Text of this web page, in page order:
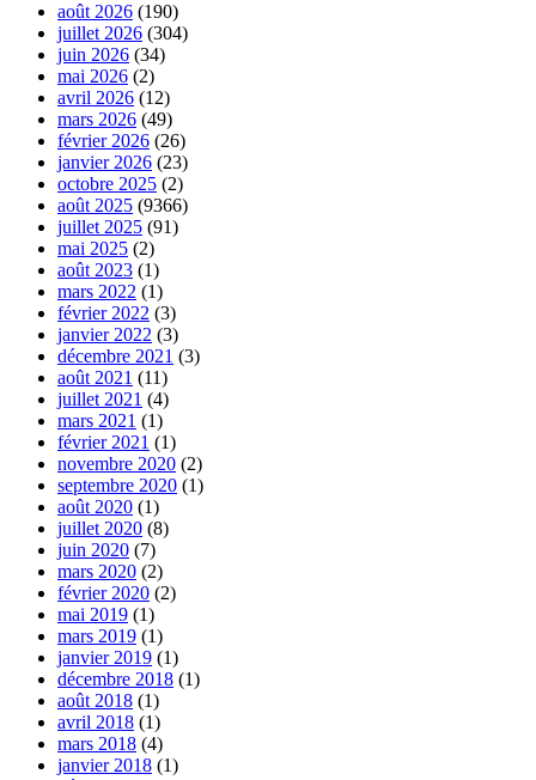
août 2026 (190)
juillet 2026 (304)
juin 2026 (34)
mai 2026 (2)
avril 2026 (12)
mars 2026 (49)
février 2026 (26)
janvier 2026 (23)
octobre 2025 (2)
août 2025 (9366)
juillet 2025 (91)
mai 2025 (2)
août 2023 (1)
mars 2022 (1)
février 2022 (3)
janvier 2022 (3)
décembre 2021 (3)
août 2021 (11)
juillet 2021 (4)
mars 2021 (1)
février 2021 (1)
novembre 2020 (2)
septembre 2020 (1)
août 2020 (1)
juillet 2020 (8)
juin 2020 (7)
mars 2020 (2)
février 2020 (2)
mai 2019 (1)
mars 2019 (1)
janvier 2019 (1)
décembre 2018 (1)
août 2018 (1)
avril 2018 (1)
mars 2018 (4)
janvier 2018 (1)